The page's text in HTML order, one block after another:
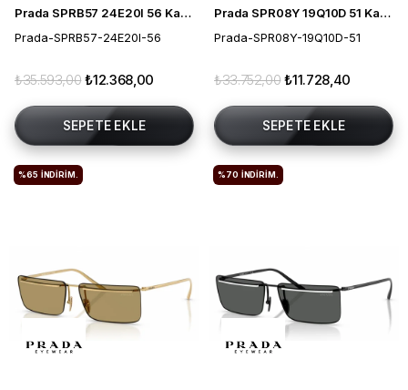
Prada SPRB57 24E20I 56 Kadın Güneş Gözlüğü
Prada-SPRB57-24E20I-56
₺12.368,00
₺35.593,00
SEPETE EKLE
Prada SPR08Y 19Q10D 51 Kadın Güneş Gözlüğü
Prada-SPR08Y-19Q10D-51
₺11.728,40
₺33.752,00
SEPETE EKLE
%65 İNDIRIM. %70 İNDIRIM.